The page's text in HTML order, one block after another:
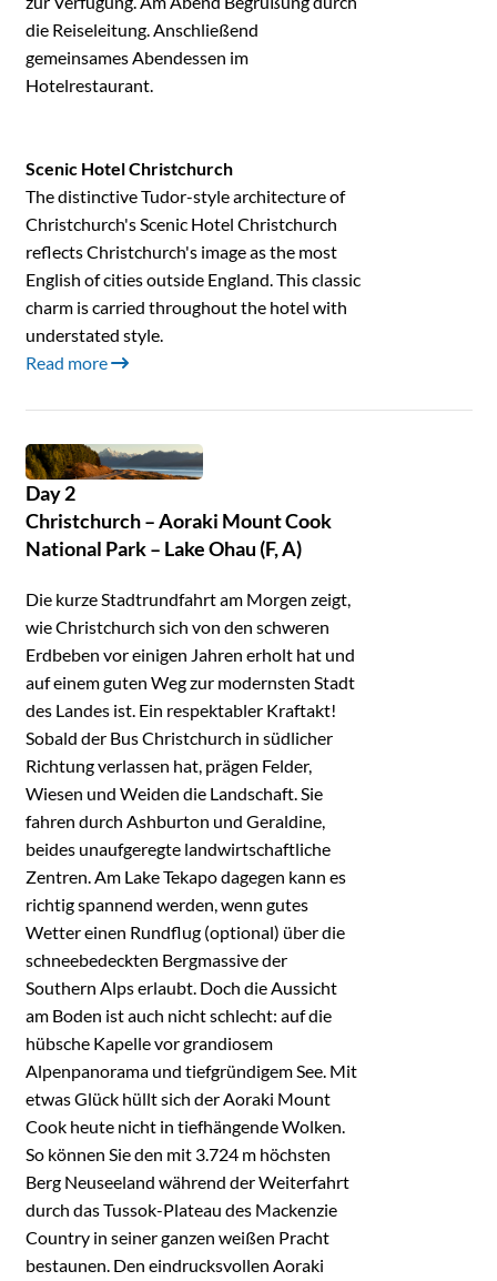
die Reiseleitung. Anschließend
gemeinsames Abendessen im
Hotelrestaurant.
Scenic Hotel Christchurch
The distinctive Tudor-style architecture of
Christchurch's Scenic Hotel Christchurch
reflects Christchurch's image as the most
English of cities outside England. This classic
charm is carried throughout the hotel with
understated style.
Read more
Day 2
Christchurch – Aoraki Mount Cook
National Park – Lake Ohau (F, A)
Die kurze Stadtrundfahrt am Morgen zeigt,
wie Christchurch sich von den schweren
Erdbeben vor einigen Jahren erholt hat und
auf einem guten Weg zur modernsten Stadt
des Landes ist. Ein respektabler Kraftakt!
Sobald der Bus Christchurch in südlicher
Richtung verlassen hat, prägen Felder,
Wiesen und Weiden die Landschaft. Sie
fahren durch Ashburton und Geraldine,
beides unaufgeregte landwirtschaftliche
Zentren. Am Lake Tekapo dagegen kann es
richtig spannend werden, wenn gutes
Wetter einen Rundflug (optional) über die
schneebedeckten Bergmassive der
Southern Alps erlaubt. Doch die Aussicht
am Boden ist auch nicht schlecht: auf die
hübsche Kapelle vor grandiosem
Alpenpanorama und tiefgründigem See. Mit
etwas Glück hüllt sich der Aoraki Mount
Cook heute nicht in tiefhängende Wolken.
So können Sie den mit 3.724 m höchsten
Berg Neuseeland während der Weiterfahrt
durch das Tussok-Plateau des Mackenzie
Country in seiner ganzen weißen Pracht
bestaunen. Den eindrucksvollen Aoraki